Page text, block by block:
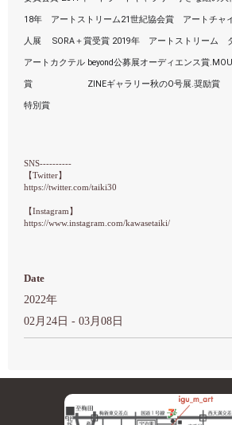
18年　アートストリーム21世紀協会賞　アートチャ
人展 　SORA＋賞受賞 2019年　アートストリーム
アートカクテル beyond公募展オーディエンス賞
賞　　 　　　　ZINEギャラリー秋のO号展.奨励賞　
特別賞
SNS----------
【Twitter】
https://twitter.com/taiki30
【Instagram】
https://www.instagram.com/kawasetaiki/
Date
2022年
02月24日 - 03月08日